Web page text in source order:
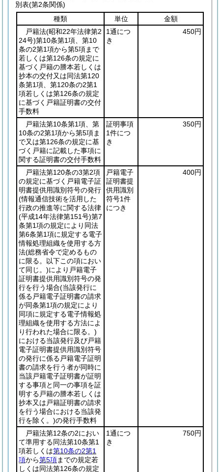
別表(第2条関係)
種類
単位
金額
戸籍法(昭和22年法律第2
24号)第10条第1項、第10
条の2第1項から第5項まで
若しくは第126条の規定に
基づく戸籍の謄本若しくは
抄本の交付又は同法第120
条第1項、第120条の2第1
項若しくは第126条の規定
に基づく戸籍証明書の交付
手数料
1通につ
き
450円
戸籍法第10条第1項、第
10条の2第1項から第5項ま
で又は第126条の規定に基
づく戸籍に記載した事項に
関する証明書の交付手数料
証明事項
1件につ
き
350円
戸籍法第120条の3第2項
の規定に基づく戸籍電子証
明書提供用識別符号の発行
(情報通信技術を活用した
行政の推進等に関する法律
(平成14年法律第151号)第7
条第1項の規定により同法
第6条第1項に規定する電子
情報処理組織を使用する方
法(総務省令で定めるもの
に限る。以下この項におい
て同じ。)により戸籍電子
証明書提供用識別符号の発
行を行う場合(当該発行に
係る戸籍電子証明書の請求
が同条第1項の規定により
同項に規定する電子情報処
理組織を使用する方法によ
り行われた場合に限る。)
における当該発行及び戸籍
電子証明書提供用識別符号
の発行に係る戸籍電子証明
書の請求を行う者が同時に
当該戸籍電子証明書が証明
する事項と同一の事項を証
明する戸籍の謄本若しくは
抄本又は戸籍証明書の請求
を行う場合における当該発
行を除く。)の発行手数料
戸籍電子
証明書提
供用識別
符号1件
につき
400円
戸籍法第12条の2におい
て準用する同法第10条第1
項若しくは第10条の2第1
項から第5項までの規定若
しくは同法第126条の規定
1通につ
き
750円